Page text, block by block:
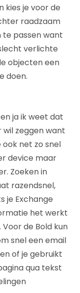
kies je voor de
raadzaam
te passen want
verlichte
objecten een
doen.
ja ik weet dat
zeggen want
net zo snel
device maar
Zoeken in
razendsnel,
je Exchange
het werkt
de Bold kun
snel een email
of je gebruikt
qua tekst